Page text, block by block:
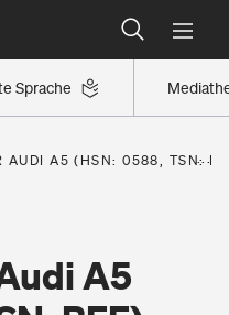
Sprache
finden
eingestuft
finden
AUDI A5 (HSN: 0588, TSN:
A5